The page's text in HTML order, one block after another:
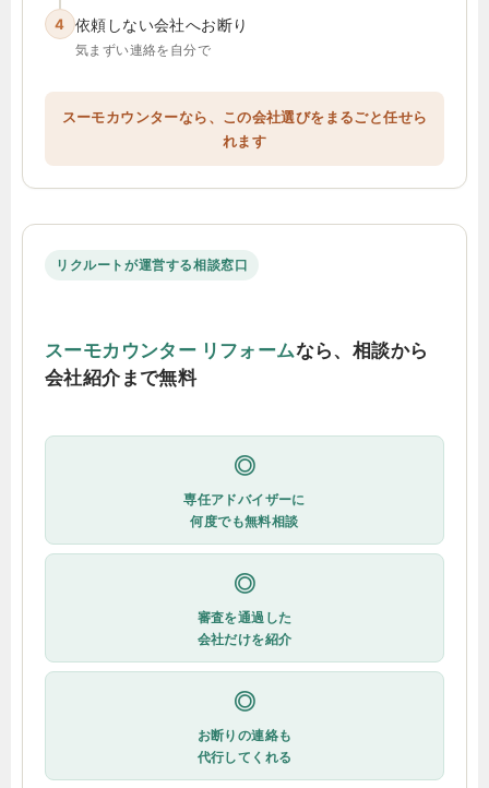
4 依頼しない会社へお断り
気まずい連絡を自分で
スーモカウンターなら、この会社選びをまるごと任せら
れます
リクルートが運営する相談窓口
スーモカウンター リフォームなら、相談から
会社紹介まで無料
◎
専任アドバイザーに
何度でも無料相談
◎
審査を通過した
会社だけを紹介
◎
お断りの連絡も
代行してくれる